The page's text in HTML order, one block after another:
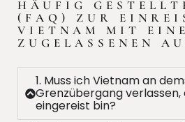
HÄUFIG
(FAQ) ZUR
VIETNAM MIT
ZUGELASSENEN
1. Muss ich Vietnam an
Grenzübergang verlassen,
eingereist bin?